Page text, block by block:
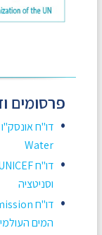
פרסומים
Water
וסניטציה
המים העולמי